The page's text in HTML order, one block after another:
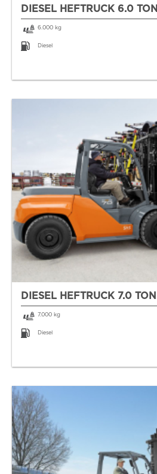
DIESEL HEFTRUCK 6.0 TON
6.000 kg
Diesel
DIESEL HEFTRUCK 7.0 TON
7.000 kg
Diesel